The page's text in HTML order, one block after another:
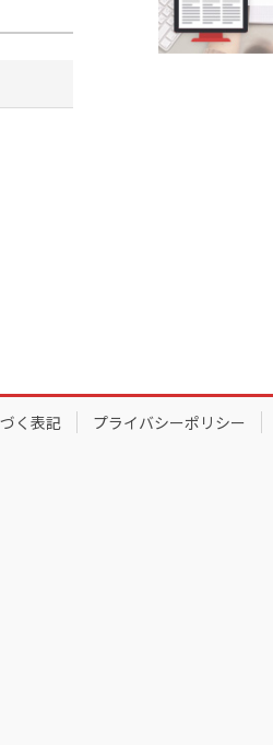
く表記 プライバシーポリシー